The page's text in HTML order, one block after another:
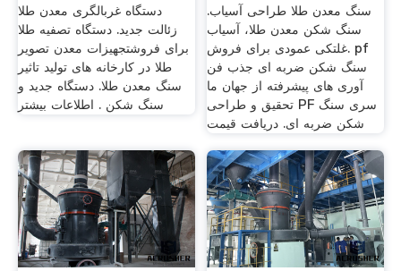
دستگاه غربالگری معدن طلا
زئالت جدید. دستگاه تصفیه طلا
برای فروشتجهیزات معدن تصویر
طلا در کارخانه های تولید تاثیر
سنگ معدن طلا. دستگاه جدید و
سنگ شکن . اطلاعات بیشتر
سنگ معدن طلا طراحی آسیاب.
سنگ شکن معدن طلا، آسیاب
غلتکی عمودی برای فروش. pf
سنگ شکن ضربه ای جذب فن
آوری های پیشرفته از جهان ما
تحقیق و طراحی PF سری سنگ
شکن ضربه ای. دریافت قیمت